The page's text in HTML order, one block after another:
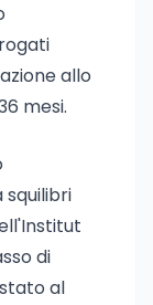
allo
mesi.
squilibri
di
al